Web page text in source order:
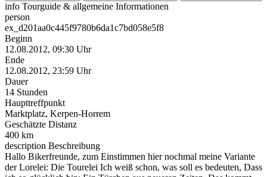
info Tourguide & allgemeine Informationen
person
ex_d201aa0c445f9780b6da1c7bd058e5f8
Beginn
12.08.2012, 09:30 Uhr
Ende
12.08.2012, 23:59 Uhr
Dauer
14 Stunden
Haupttreffpunkt
Marktplatz, Kerpen-Horrem
Geschätzte Distanz
400 km
description Beschreibung
Hallo Bikerfreunde, zum Einstimmen hier nochmal meine Variante
der Lorelei: Die Tourelei Ich weiß schon, was soll es bedeuten, Dass